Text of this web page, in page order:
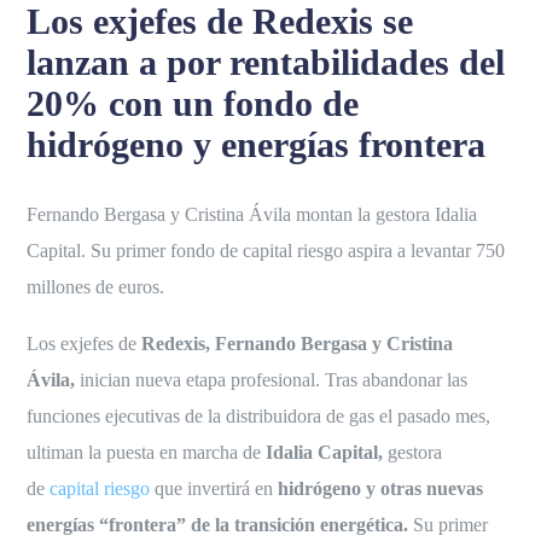
Los exjefes de Redexis se
lanzan a por rentabilidades del
20% con un fondo de
hidrógeno y energías frontera
Fernando Bergasa y Cristina Ávila montan la gestora Idalia
Capital. Su primer fondo de capital riesgo aspira a levantar 750
millones de euros.
Los exjefes deRedexis, Fernando Bergasa y Cristina
Ávila, inician nueva etapa profesional. Tras abandonar las
funciones ejecutivas de la distribuidora de gas el pasado mes,
ultiman la puesta en marcha deIdalia Capital, gestora
decapital riesgo que invertirá enhidrógeno y otras nuevas
energías “frontera” de la transición energética. Su primer